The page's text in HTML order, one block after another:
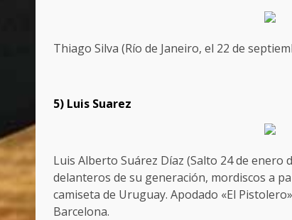
Thiago Silva (Río de Janeiro, el 22 de
5) Luis Suarez
Luis Alberto Suárez Díaz (Salto 24 de enero
delanteros de su generación, mordiscos a
camiseta de Uruguay. Apodado «El
Barcelona.